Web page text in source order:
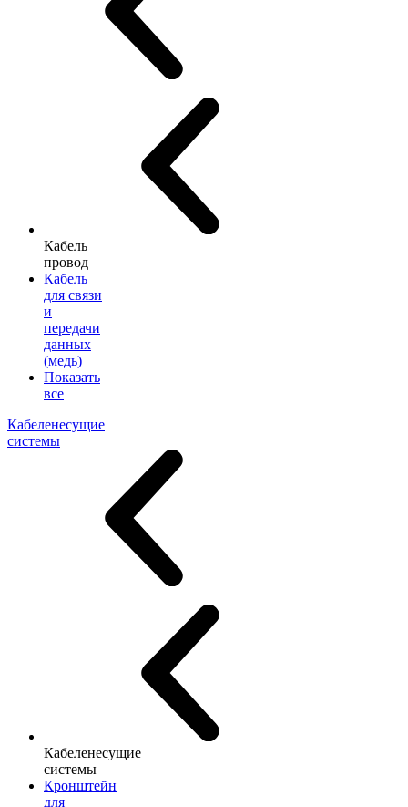
Кабель
провод
Кабель
для связи
и
передачи
данных
(медь)
Показать
все
Кабеленесущие
системы
Кабеленесущие
системы
Кронштейн
для